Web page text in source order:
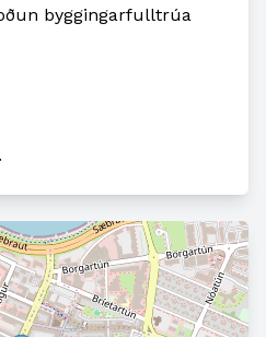
byggingarfulltrúa